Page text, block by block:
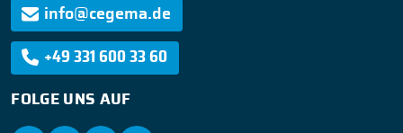
info@cegema.de
+49 331 600 33 60
FOLGE UNS AUF